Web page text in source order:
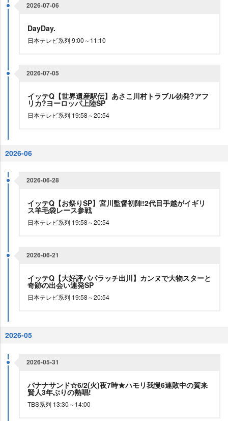
2026-07-06
DayDay.
日本テレビ系列 9:00～11:10
2026-07-05
イッテQ【世界遺産駅伝】あさこ川村トラブル勃発?アフ
リカ?ヨーロッパ上陸SP
日本テレビ系列 19:58～20:54
2026-06
2026-06-28
イッテQ【お祭りSP】宮川監督初陣!2代目手越がイギリ
ス羊毛袋レース参戦
日本テレビ系列 19:58～20:54
2026-06-21
イッテQ【大好評パパラッチ出川】カンヌで大物スターと
奇跡の出会い連発SP
日本テレビ系列 19:58～20:54
2026-05
2026-05-31
バナナサンド☆6/2(火)夜7時★ハモリ我慢6連敗中の賀来
賢人3年ぶりの熱唱!
TBS系列 13:30～14:00